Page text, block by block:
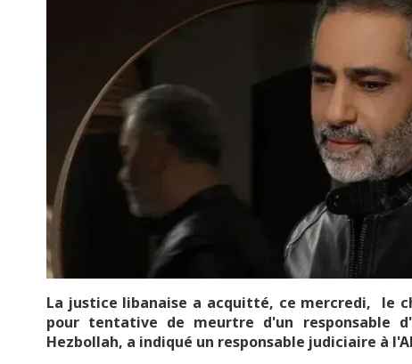
La justice libanaise a acquitté, ce mercredi, le
pour tentative de meurtre d'un responsable
Hezbollah, a indiqué un responsable judiciaire à